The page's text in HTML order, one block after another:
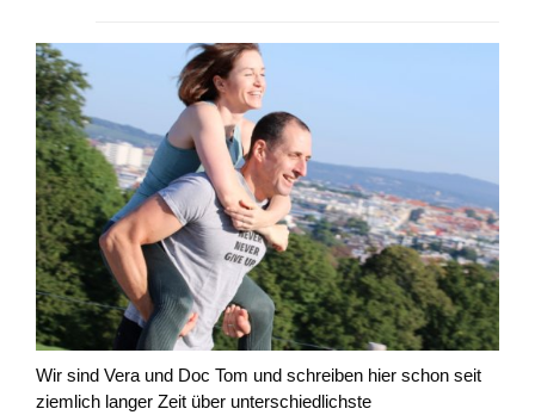
Wir sind Vera und Doc Tom und schreiben hier schon seit
ziemlich langer Zeit über unterschiedlichste